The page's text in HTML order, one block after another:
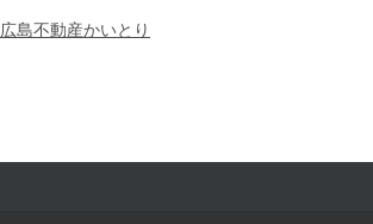
広島不動産かいとり